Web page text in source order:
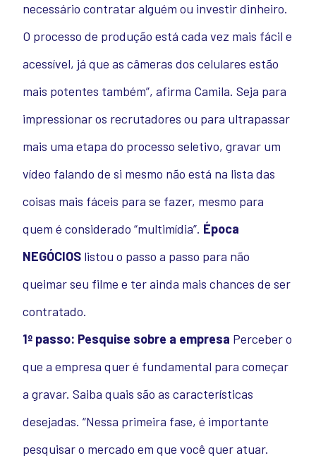
necessário contratar alguém ou investir dinheiro.
O processo de produção está cada vez mais fácil e
acessível, já que as câmeras dos celulares estão
mais potentes também”, afirma Camila. Seja para
impressionar os recrutadores ou para ultrapassar
mais uma etapa do processo seletivo, gravar um
vídeo falando de si mesmo não está na lista das
coisas mais fáceis para se fazer, mesmo para
quem é considerado “multimídia”. Época
NEGÓCIOS listou o passo a passo para não
queimar seu filme e ter ainda mais chances de ser
contratado.
1º passo: Pesquise sobre a empresa Perceber o
que a empresa quer é fundamental para começar
a gravar. Saiba quais são as características
desejadas. “Nessa primeira fase, é importante
pesquisar o mercado em que você quer atuar.